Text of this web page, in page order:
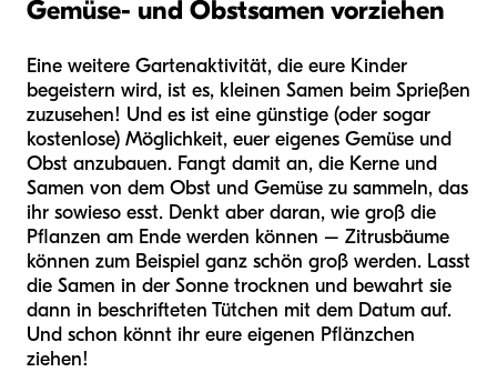
Gemüse- und Obstsamen vorziehen
Eine weitere Gartenaktivität, die eure Kinder
begeistern wird, ist es, kleinen Samen beim Sprießen
zuzusehen! Und es ist eine günstige (oder sogar
kostenlose) Möglichkeit, euer eigenes Gemüse und
Obst anzubauen. Fangt damit an, die Kerne und
Samen von dem Obst und Gemüse zu sammeln, das
ihr sowieso esst. Denkt aber daran, wie groß die
Pflanzen am Ende werden können – Zitrusbäume
können zum Beispiel ganz schön groß werden. Lasst
die Samen in der Sonne trocknen und bewahrt sie
dann in beschrifteten Tütchen mit dem Datum auf.
Und schon könnt ihr eure eigenen Pflänzchen
ziehen!